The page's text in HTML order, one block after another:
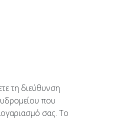
τη διεύθυνση
που
σας. Το